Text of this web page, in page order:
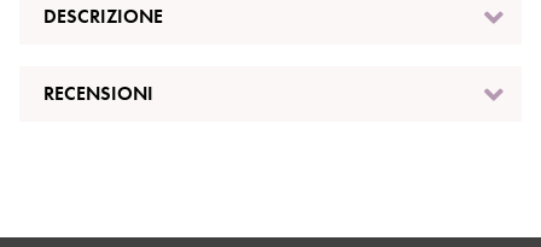
DESCRIZIONE
RECENSIONI